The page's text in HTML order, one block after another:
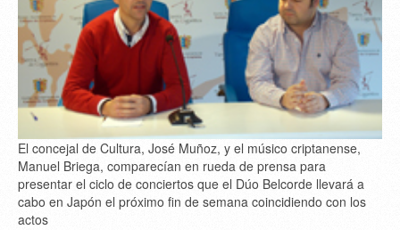
El concejal de Cultura, José Muñoz, y el músico criptanense,
Manuel Briega, comparecían en rueda de prensa para
presentar el ciclo de conciertos que el Dúo Belcorde llevará a
cabo en Japón el próximo fin de semana coincidiendo con los
actos